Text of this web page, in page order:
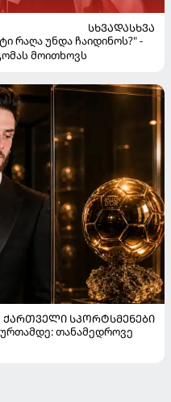
ᲡᲮᲕᲐᲓᲐᲡᲮᲕᲐ
რაღა უნდა ჩაიდინოს?" -
მოითხოვს
ᲥᲐᲠᲗᲕᲔᲚᲘ ᲡᲞᲝᲠᲢᲡᲛᲔᲜᲔᲑᲘ
თანამედროვე